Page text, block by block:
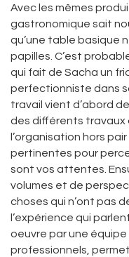
Avec les mêmes
gastronomique sait
qu’une table basique
papilles. C’est
qui fait de Sacha un
perfectionniste dans
travail vient d’abord
des différents travaux
l’organisation hors
pertinentes pour
sont vos attentes.
volumes et de
choses qui n’ont pas
l’expérience qui
oeuvre par une
professionnels,